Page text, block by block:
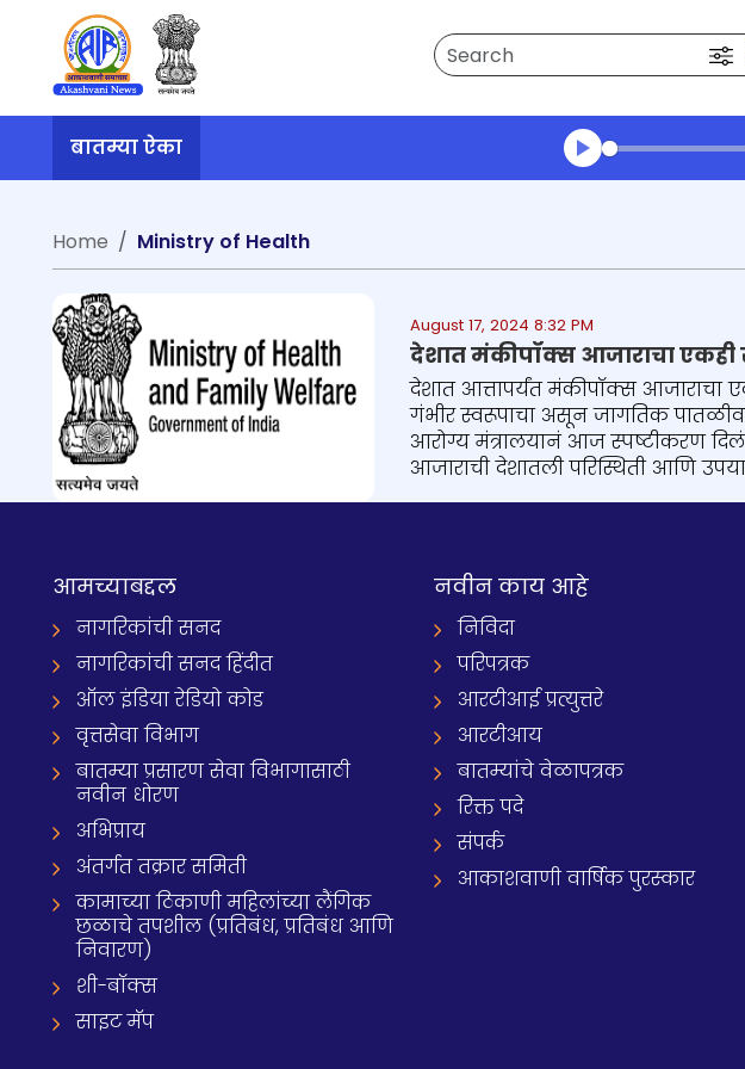
Search
बातम्या ऐका
Transcript
Home
Ministry of Health
August 17, 2024 8:32 PM
देशात मंकीपॉक्स आजाराचा एकही
देशात आत्तापर्यंत मंकीपॉक्स
गंभीर स्वरूपाचा असून जागतिक
आरोग्य मंत्रालयानं आज स्पष्टीकरण
आजाराची देशातली परिस्थिती आणि
आमच्याबद्दल
नागरिकांची सनद
नागरिकांची सनद हिंदीत
ऑल इंडिया रेडियो कोड
वृत्तसेवा विभाग
बातम्या प्रसारण सेवा विभागासाठी
नवीन धोरण
अभिप्राय
अंतर्गत तक्रार समिती
कामाच्या ठिकाणी महिलांच्या लैंगिक
छळाचे तपशील (प्रतिबंध, प्रतिबंध आणि
निवारण)
शी-बॉक्स
साइट मॅप
नवीन काय आहे
निविदा
परिपत्रक
आरटीआई प्रत्युत्तरे
आरटीआय
बातम्यांचे वेळापत्रक
रिक्त पदे
संपर्क
आकाशवाणी वार्षिक पुरस्कार